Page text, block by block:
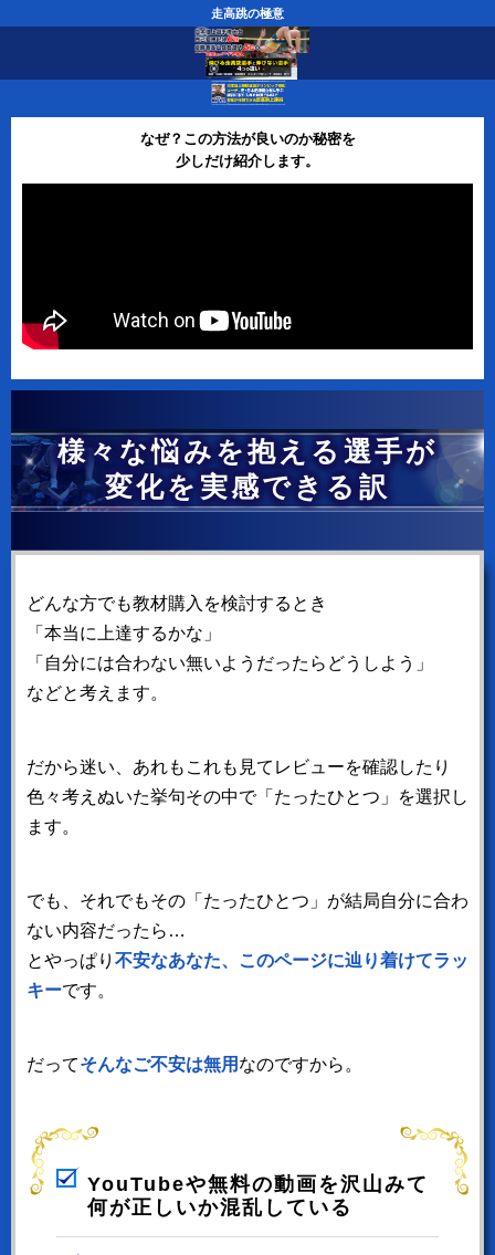
走高跳の極意
なぜ？この方法が良いのか秘密を
少しだけ紹介します。
様々な悩みを抱える選手が
変化を実感できる訳
どんな方でも教材購入を検討するとき
「本当に上達するかな」
「自分には合わない無いようだったらどうしよう」
などと考えます。
だから迷い、あれもこれも見てレビューを確認したり
色々考えぬいた挙句その中で「たったひとつ」を選択し
ます。
でも、それでもその「たったひとつ」が結局自分に合わ
ない内容だったら…
とやっぱり 不安なあなた、このページに辿り着けてラッ
キーです。
だってそんなご不安は無用 なのですから。
YouTubeや無料の動画を沢山みて
何が正しいか混乱している